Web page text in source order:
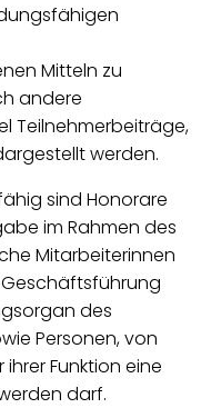
Mitteln zu
andere
Teilnehmerbeiträge,
werden.
sind Honorare
im Rahmen des
Mitarbeiterinnen
des
Personen, von
Funktion eine
darf.